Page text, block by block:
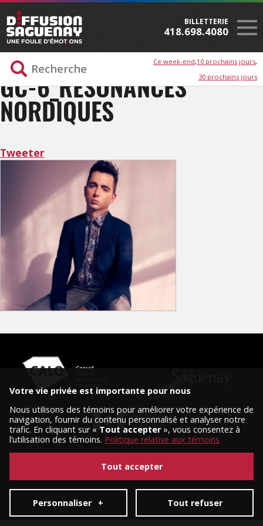
BILLETTERIE
418.698.4080
Ce week-end 10 prochains jours
30 prochains jours
GC-6_RÉSONANCES
NORDIQUES
Tweeter
© 2026 Tous droits réservés, Diffusion Saguenay.
Conception et réalisation :Nubee|Mes préférences cookies
Votre vie privée est importante pour nous
Nous utilisons des témoins pour améliorer votre expérience de
navigation, fournir du contenu personnalisé et analyser notre
trafic. En cliquant sur « Tout accepter», vous consentez à
l’utilisation des témoins. Politique relative aux témoins
Personnaliser + Tout refuser
Tout accepter